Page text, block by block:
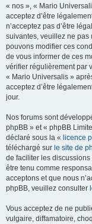
« nos », « Mario
acceptez d’être
n’acceptez pas d’être
suivantes, veuillez ne pas
pouvons modifier ces
de vous informer de ces
vérifier régulièrement par
« Mario Universalis »
acceptez d’être
jour.
Nos forums sont
phpBB » et « phpBB
déclaré sous la « licence
téléchargé sur le site de
de faciliter les
être tenu comme
acceptons et que nous
phpBB, veuillez consulter
Vous acceptez de ne
vulgaire, diffamatoire,